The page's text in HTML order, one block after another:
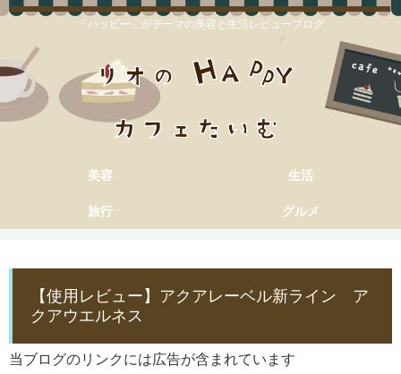
「ハッピー」がテーマの美容と生活レビューブログ
美容 生活
旅行 グルメ
【使用レビュー】アクアレーベル新ライン ア
クアウエルネス
当ブログのリンクには広告が含まれています